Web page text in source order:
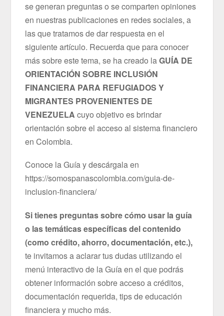
se generan preguntas o se comparten opiniones
en nuestras publicaciones en redes sociales, a
las que tratamos de dar respuesta en el
siguiente artículo. Recuerda que para conocer
más sobre este tema, se ha creado laGUÍA DE
ORIENTACIÓN SOBRE INCLUSIÓN
FINANCIERA PARA REFUGIADOS Y
MIGRANTES PROVENIENTES DE
VENEZUELA cuyo objetivo es brindar
orientación sobre el acceso al sistema financiero
en Colombia.
Conoce la Guía y descárgala en
https://somospanascolombia.com/guia-de-
inclusion-financiera/
Si tienes preguntas sobre cómo usar la guía
o las temáticas específicas del contenido
(como crédito, ahorro, documentación, etc.),
te invitamos a aclarar tus dudas utilizando el
menú interactivo de la Guía en el que podrás
obtener información sobre acceso a créditos,
documentación requerida, tips de educación
financiera y mucho más.